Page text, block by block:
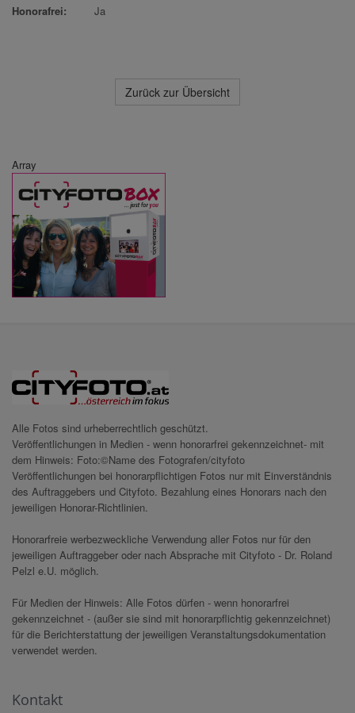
Honorafrei:
Ja
Zurück zur Übersicht
Array
Alle Fotos sind urheberrechtlich geschützt.
Veröffentlichungen in Medien - wenn honorarfrei gekennzeichnet- mit
dem Hinweis: Foto:©Name des Fotografen/cityfoto
Veröffentlichungen bei honorarpflichtigen Fotos nur mit Einverständnis
des Auftraggebers und Cityfoto. Bezahlung eines Honorars nach den
jeweiligen Honorar-Richtlinien.
Honorarfreie werbezweckliche Verwendung aller Fotos nur für den
jeweiligen Auftraggeber oder nach Absprache mit Cityfoto - Dr. Roland
Pelzl e.U. möglich.
Für Medien der Hinweis: Alle Fotos dürfen - wenn honorarfrei
gekennzeichnet - (außer sie sind mit honorarpflichtig gekennzeichnet)
für die Berichterstattung der jeweiligen Veranstaltungsdokumentation
verwendet werden.
Kontakt